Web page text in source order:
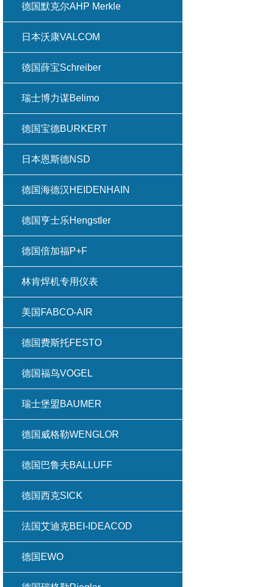
德国默克尔AHP Merkle
日本沃康VALCOM
德国薛宝Schreiber
瑞士博力谋Belimo
德国宝德BURKERT
日本恩斯德NSD
德国海德汉HEIDENHAIN
德国亨士乐Hengstler
德国倍加福P+F
林肯焊机专用仪表
美国FABCO-AIR
德国费斯托FESTO
德国福鸟VOGEL
瑞士堡盟BAUMER
德国威格勒WENGLOR
德国巴鲁夫BALLUFF
德国西克SICK
法国艾迪克BEI-IDEACOD
德国EWO